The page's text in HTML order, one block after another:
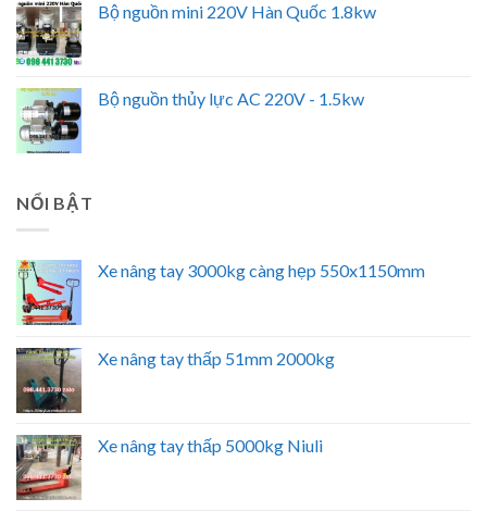
Bộ nguồn mini 220V Hàn Quốc 1.8kw
Bộ nguồn thủy lực AC 220V - 1.5kw
NỔI BẬT
Xe nâng tay 3000kg càng hẹp 550x1150mm
Xe nâng tay thấp 51mm 2000kg
Xe nâng tay thấp 5000kg Niuli